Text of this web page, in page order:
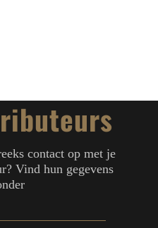
contact op met je
Vind hun gegevens